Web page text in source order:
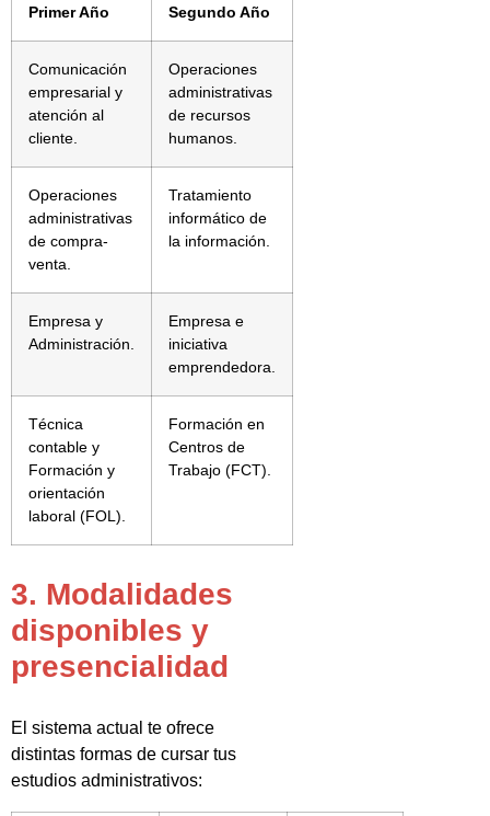
Primer Año
Segundo Año
Comunicación
empresarial y
atención al
cliente.
Operaciones
administrativas
de recursos
humanos.
Operaciones
administrativas
de compra-
venta.
Tratamiento
informático de
la información.
Empresa y
Administración.
Empresa e
iniciativa
emprendedora.
Técnica
contable y
Formación y
orientación
laboral (FOL).
Formación en
Centros de
Trabajo (FCT).
3. Modalidades
disponibles y
presencialidad
El sistema actual te ofrece
distintas formas de cursar tus
estudios administrativos: